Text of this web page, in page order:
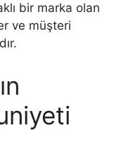
bir marka olan
ve müşteri